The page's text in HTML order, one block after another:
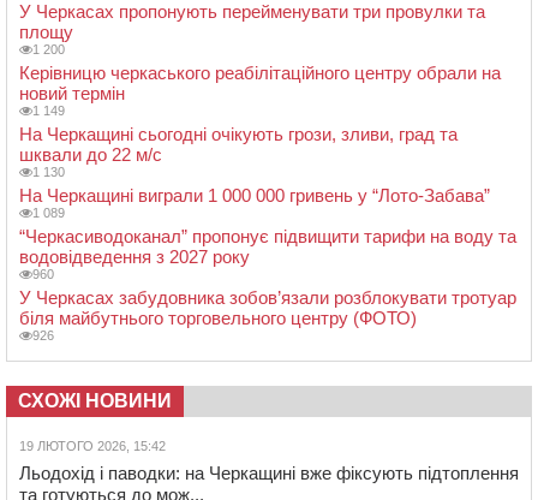
У Черкасах пропонують перейменувати три провулки та
площу
1 200
Керівницю черкаського реабілітаційного центру обрали на
новий термін
1 149
На Черкащині сьогодні очікують грози, зливи, град та
шквали до 22 м/с
1 130
На Черкащині виграли 1 000 000 гривень у “Лото-Забава”
1 089
“Черкасиводоканал” пропонує підвищити тарифи на воду та
водовідведення з 2027 року
960
У Черкасах забудовника зобов’язали розблокувати тротуар
біля майбутнього торговельного центру (ФОТО)
926
СХОЖІ НОВИНИ
19 ЛЮТОГО 2026, 15:42
Льодохід і паводки: на Черкащині вже фіксують підтоплення
та готуються до мож...